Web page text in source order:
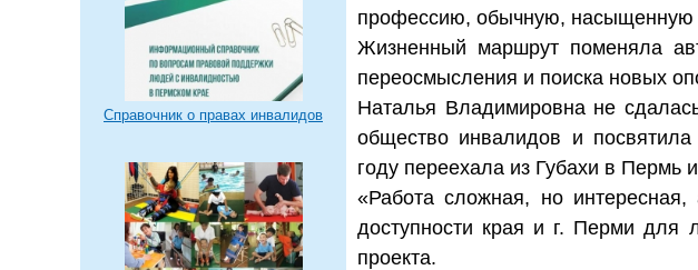
Справочник о правах инвалидов
профессию, обычную, насыщенную
Жизненный маршрут поменяла
переосмысления и поиска новых
Наталья Владимировна не
общество инвалидов и
году переехала из Губахи в
«Работа сложная, но
доступности края и г. Перми для
проекта.